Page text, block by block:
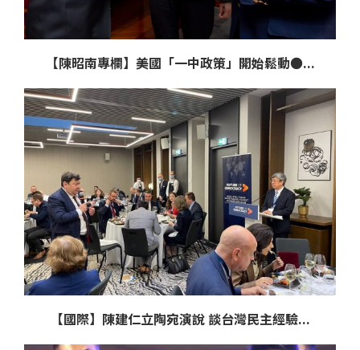
【陳昭南專欄】美國「一中政策」開始鬆動●...
【國際】陳建仁立陶宛演說 談台灣民主經驗...